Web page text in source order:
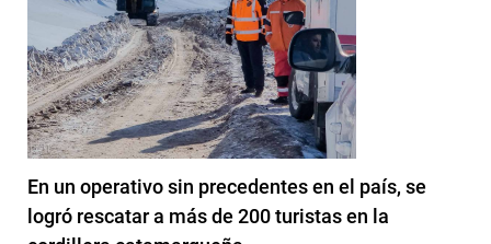
En un operativo sin precedentes en el país, se
logró rescatar a más de 200 turistas en la